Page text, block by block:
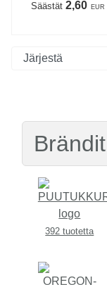
Säästät2,60 EUR
Brändit
392 tuotetta